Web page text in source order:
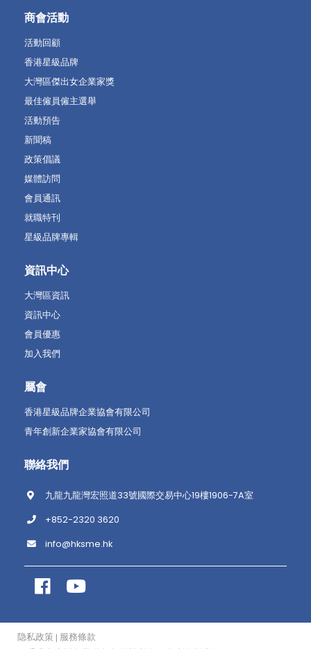
商會活動
活動回顧
香港星級品牌
大灣區傑出女企業家獎
最佳僱員僱主選舉
活動預告
新聞稿
政策倡議
媒體訪問
會員通訊
就職特刊
星級品牌專輯
資訊中心
大灣區資訊
資訊中心
會員優惠
加入我們
屬會
香港星級品牌企業協會有限公司
青年創新企業家協會有限公司
聯絡我們
九龍九龍灣宏照道33號國際交易中心19樓1906-7A室
+852-2320 3620
info@hksme.hk
隐私政策 | 服務條款